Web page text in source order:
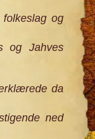
og
og Jahves
da
ned